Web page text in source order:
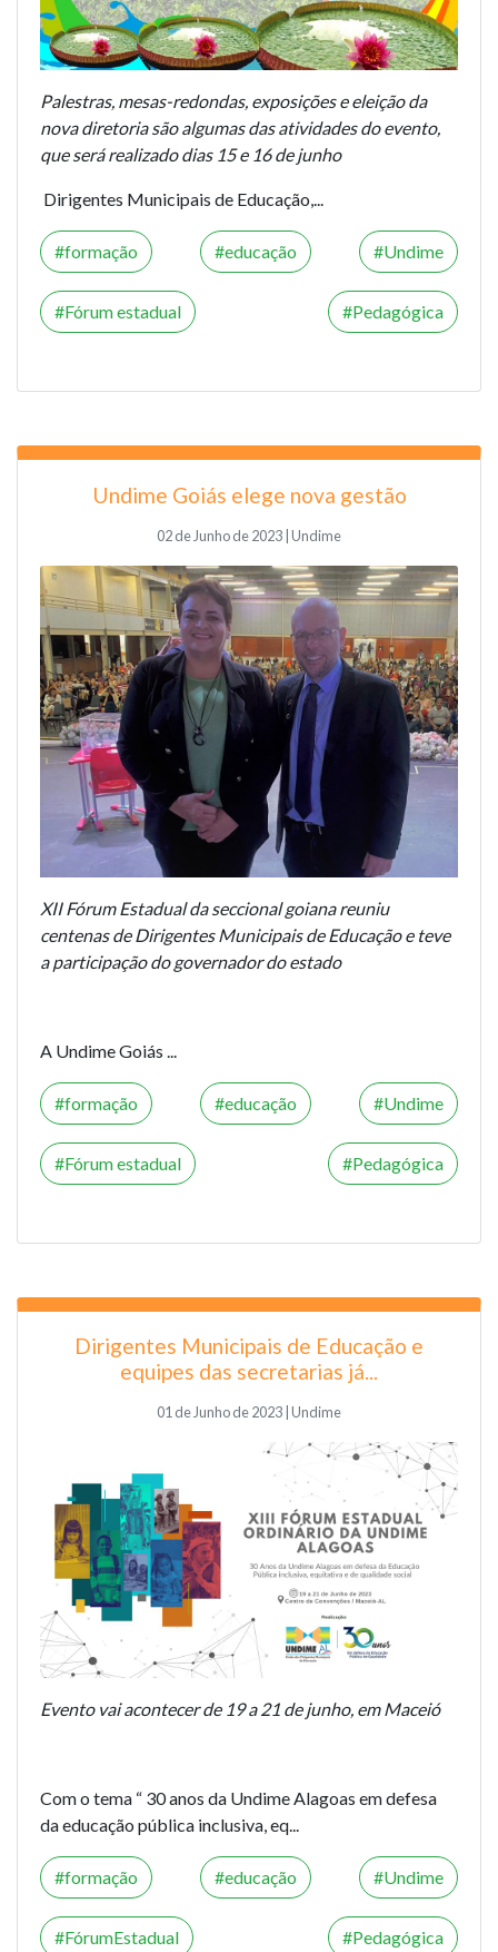
Palestras, mesas-redondas, exposições e eleição da
nova diretoria são algumas das atividades do evento,
que será realizado dias 15 e 16 de junho
Dirigentes Municipais de Educação,...
formação educação Undime
Fórum estadual Pedagógica
Undime Goiás elege nova gestão
02 de Junho de 2023 | Undime
XII Fórum Estadual da seccional goiana reuniu
centenas de Dirigentes Municipais de Educação e teve
a participação do governador do estado
A Undime Goiás ...
formação educação Undime
Fórum estadual Pedagógica
Dirigentes Municipais de Educação e
equipes das secretarias já...
01 de Junho de 2023 | Undime
Evento vai acontecer de 19 a 21 de junho, em Maceió
Com o tema “ 30 anos da Undime Alagoas em defesa
da educação pública inclusiva, eq...
formação educação Undime
FórumEstadual Pedagógica